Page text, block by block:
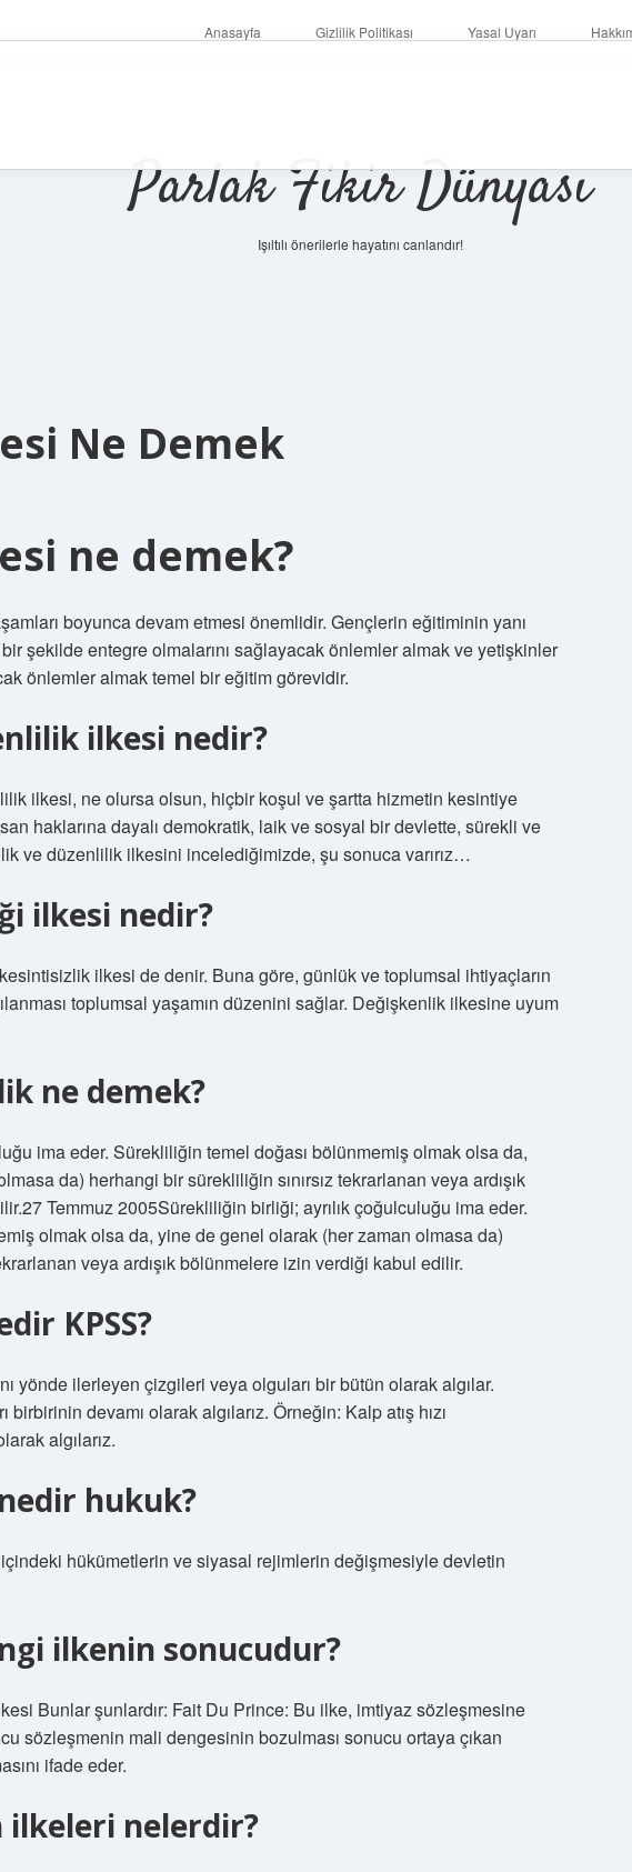
Anasayfa Gizlilik Politikası Yasal Uyarı
Parlak Fikir Dünyası
Işıltılı önerilerle hayatını canlandır!
Ne Demek
ne demek?
boyunca devam etmesi önemlidir. Gençlerin eğitiminin yanı
şekilde entegre olmalarını sağlayacak önlemler almak ve yetişkinler
önlemler almak temel bir eğitim görevidir.
ilkesi nedir?
ilkesi, ne olursa olsun, hiçbir koşul ve şartta hizmetin kesintiye
haklarına dayalı demokratik, laik ve sosyal bir devlette, sürekli ve
ve düzenlilik ilkesini incelediğimizde, şu sonuca varırız…
ilkesi nedir?
ilkesi de denir. Buna göre, günlük ve toplumsal ihtiyaçların
toplumsal yaşamın düzenini sağlar. Değişkenlik ilkesine uyum
ne demek?
ima eder. Sürekliliğin temel doğası bölünmemiş olmak olsa da,
da) herhangi bir sürekliliğin sınırsız tekrarlanan veya ardışık
Temmuz 2005Sürekliliğin birliği; ayrılık çoğulculuğu ima eder.
olmak olsa da, yine de genel olarak (her zaman olmasa da)
veya ardışık bölünmelere izin verdiği kabul edilir.
KPSS?
yönde ilerleyen çizgileri veya olguları bir bütün olarak algılar.
devamı olarak algılarız. Örneğin: Kalp atış hızı
algılarız.
hukuk?
içindeki hükümetlerin ve siyasal rejimlerin değişmesiyle devletin
ilkenin sonucudur?
Bunlar şunlardır: Fait Du Prince: Bu ilke, imtiyaz sözleşmesine
sözleşmenin mali dengesinin bozulması sonucu ortaya çıkan
ifade eder.
nelerdir?